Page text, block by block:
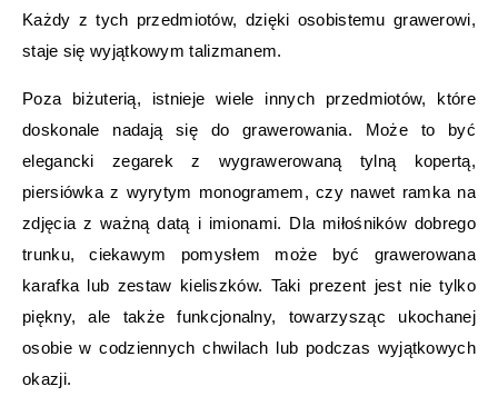
Każdy z tych przedmiotów, dzięki osobistemu grawerowi,
staje się wyjątkowym talizmanem.
Poza biżuterią, istnieje wiele innych przedmiotów, które
doskonale nadają się do grawerowania. Może to być
elegancki zegarek z wygrawerowaną tylną kopertą,
piersiówka z wyrytym monogramem, czy nawet ramka na
zdjęcia z ważną datą i imionami. Dla miłośników dobrego
trunku, ciekawym pomysłem może być grawerowana
karafka lub zestaw kieliszków. Taki prezent jest nie tylko
piękny, ale także funkcjonalny, towarzysząc ukochanej
osobie w codziennych chwilach lub podczas wyjątkowych
okazji.